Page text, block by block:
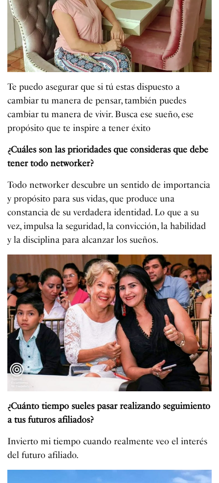
Te puedo asegurar que si tú estas dispuesto a
cambiar tu manera de pensar, también puedes
cambiar tu manera de vivir. Busca ese sueño, ese
propósito que te inspire a tener éxito
¿Cuáles son las prioridades que consideras que debe
tener todo networker?
Todo networker descubre un sentido de importancia
y propósito para sus vidas, que produce una
constancia de su verdadera identidad. Lo que a su
vez, impulsa la seguridad, la convicción, la habilidad
y la disciplina para alcanzar los sueños.
¿Cuánto tiempo sueles pasar realizando seguimiento
a tus futuros afiliados?
Invierto mi tiempo cuando realmente veo el interés
del futuro afiliado.